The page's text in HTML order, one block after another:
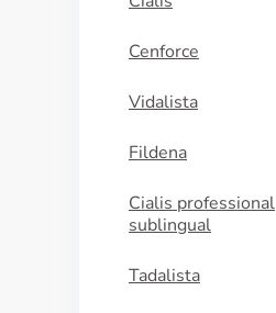
Cenforce
Vidalista
Fildena
Cialis professional
sublingual
Tadalista